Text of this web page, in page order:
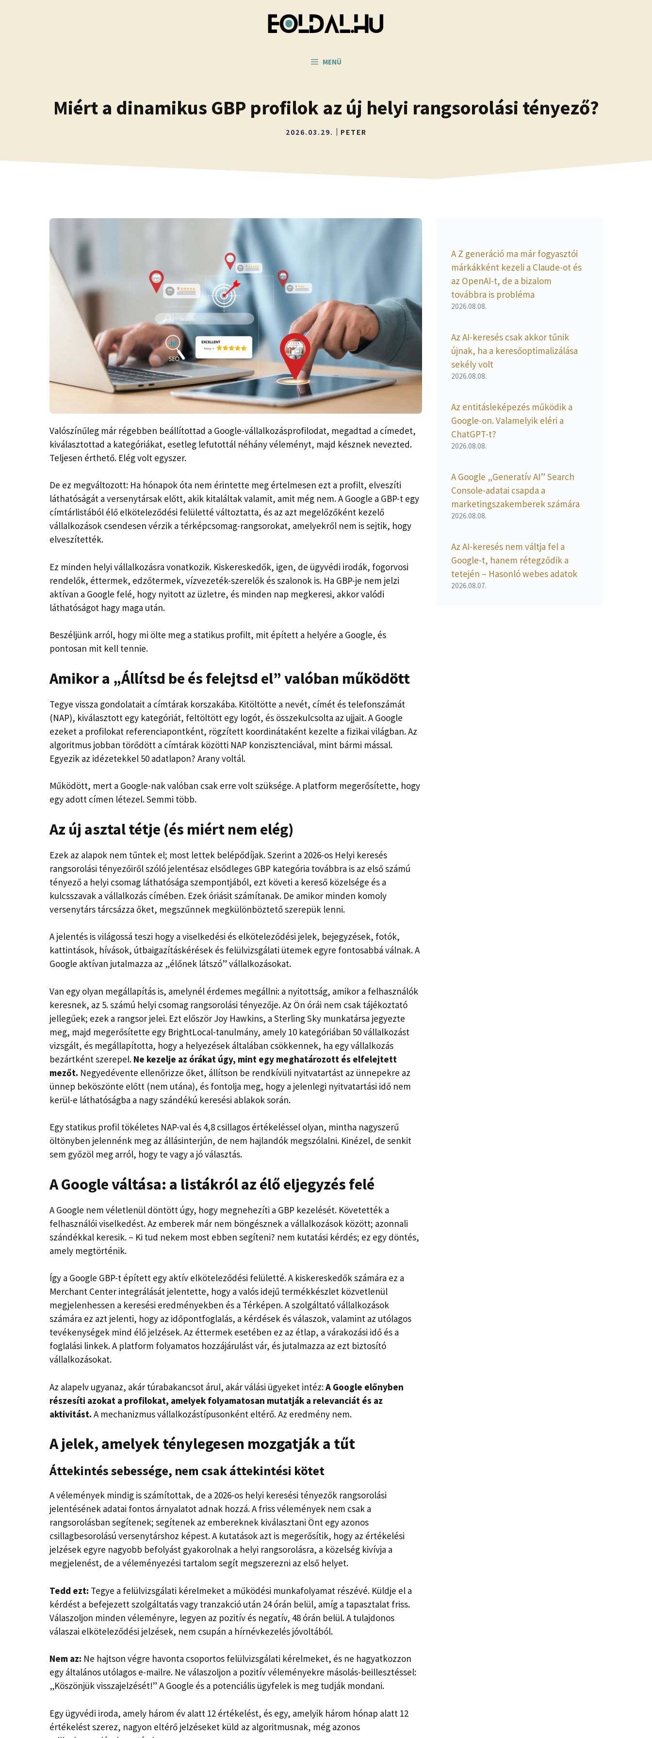
MENÜ
Miért a dinamikus GBP profilok az új helyi rangsorolási tényező?
2026.03.29. PETER
Valószínűleg már régebben beállítottad a Google-vállalkozásprofilodat, megadtad a címedet,
kiválasztottad a kategóriákat, esetleg lefutottál néhány véleményt, majd késznek nevezted.
Teljesen érthető. Elég volt egyszer.
De ez megváltozott: Ha hónapok óta nem érintette meg értelmesen ezt a profilt, elveszíti
láthatóságát a versenytársak előtt, akik kitaláltak valamit, amit még nem. A Google a GBP-t egy
címtárlistából élő elköteleződési felületté változtatta, és az azt megelőzőként kezelő
vállalkozások csendesen vérzik a térképcsomag-rangsorokat, amelyekről nem is sejtik, hogy
elveszítették.
Ez minden helyi vállalkozásra vonatkozik. Kiskereskedők, igen, de ügyvédi irodák, fogorvosi
rendelők, éttermek, edzőtermek, vízvezeték-szerelők és szalonok is. Ha GBP-je nem jelzi
aktívan a Google felé, hogy nyitott az üzletre, és minden nap megkeresi, akkor valódi
láthatóságot hagy maga után.
Beszéljünk arról, hogy mi ölte meg a statikus profilt, mit épített a helyére a Google, és
pontosan mit kell tennie.
Amikor a „Állítsd be és felejtsd el” valóban működött
Tegye vissza gondolatait a címtárak korszakába. Kitöltötte a nevét, címét és telefonszámát
(NAP), kiválasztott egy kategóriát, feltöltött egy logót, és összekulcsolta az ujjait. A Google
ezeket a profilokat referenciapontként, rögzített koordinátaként kezelte a fizikai világban. Az
algoritmus jobban törődött a címtárak közötti NAP konzisztenciával, mint bármi mással.
Egyezik az idézetekkel 50 adatlapon? Arany voltál.
Működött, mert a Google-nak valóban csak erre volt szüksége. A platform megerősítette, hogy
egy adott címen létezel. Semmi több.
Az új asztal tétje (és miért nem elég)
Ezek az alapok nem tűntek el; most lettek belépődíjak. Szerint a 2026-os Helyi keresés
rangsorolási tényezőiről szóló jelentésaz elsődleges GBP kategória továbbra is az első számú
tényező a helyi csomag láthatósága szempontjából, ezt követi a kereső közelsége és a
kulcsszavak a vállalkozás címében. Ezek óriásit számítanak. De amikor minden komoly
versenytárs tárcsázza őket, megszűnnek megkülönböztető szerepük lenni.
A jelentés is világossá teszi hogy a viselkedési és elköteleződési jelek, bejegyzések, fotók,
kattintások, hívások, útbaigazításkérések és felülvizsgálati ütemek egyre fontosabbá válnak. A
Google aktívan jutalmazza az „élőnek látszó” vállalkozásokat.
Van egy olyan megállapítás is, amelynél érdemes megállni: a nyitottság, amikor a felhasználók
keresnek, az 5. számú helyi csomag rangsorolási tényezője. Az Ön órái nem csak tájékoztató
jellegűek; ezek a rangsor jelei. Ezt először Joy Hawkins, a Sterling Sky munkatársa jegyezte
meg, majd megerősítette egy BrightLocal-tanulmány, amely 10 kategóriában 50 vállalkozást
vizsgált, és megállapította, hogy a helyezések általában csökkennek, ha egy vállalkozás
bezártként szerepel. Ne kezelje az órákat úgy, mint egy meghatározott és elfelejtett
mezőt. Negyedévente ellenőrizze őket, állítson be rendkívüli nyitvatartást az ünnepekre az
ünnep beköszönte előtt (nem utána), és fontolja meg, hogy a jelenlegi nyitvatartási idő nem
kerül-e láthatóságba a nagy szándékú keresési ablakok során.
Egy statikus profil tökéletes NAP-val és 4,8 csillagos értékeléssel olyan, mintha nagyszerű
öltönyben jelennénk meg az állásinterjún, de nem hajlandók megszólalni. Kinézel, de senkit
sem győzöl meg arról, hogy te vagy a jó választás.
A Google váltása: a listákról az élő eljegyzés felé
A Google nem véletlenül döntött úgy, hogy megnehezíti a GBP kezelését. Követették a
felhasználói viselkedést. Az emberek már nem böngésznek a vállalkozások között; azonnali
szándékkal keresik. – Ki tud nekem most ebben segíteni? nem kutatási kérdés; ez egy döntés,
amely megtörténik.
Így a Google GBP-t épített egy aktív elköteleződési felületté. A kiskereskedők számára ez a
Merchant Center integrálását jelentette, hogy a valós idejű termékkészlet közvetlenül
megjelenhessen a keresési eredményekben és a Térképen. A szolgáltató vállalkozások
számára ez azt jelenti, hogy az időpontfoglalás, a kérdések és válaszok, valamint az utólagos
tevékenységek mind élő jelzések. Az éttermek esetében ez az étlap, a várakozási idő és a
foglalási linkek. A platform folyamatos hozzájárulást vár, és jutalmazza az ezt biztosító
vállalkozásokat.
Az alapelv ugyanaz, akár túrabakancsot árul, akár válási ügyeket intéz:A Google előnyben
részesíti azokat a profilokat, amelyek folyamatosan mutatják a relevanciát és az
aktivitást. A mechanizmus vállalkozástípusonként eltérő. Az eredmény nem.
A jelek, amelyek ténylegesen mozgatják a tűt
Áttekintés sebessége, nem csak áttekintési kötet
A vélemények mindig is számítottak, de a 2026-os helyi keresési tényezők rangsorolási
jelentésének adatai fontos árnyalatot adnak hozzá. A friss vélemények nem csak a
rangsorolásban segítenek; segítenek az embereknek kiválasztani Önt egy azonos
csillagbesorolású versenytárshoz képest. A kutatások azt is megerősítik, hogy az értékelési
jelzések egyre nagyobb befolyást gyakorolnak a helyi rangsorolásra, a közelség kivívja a
megjelenést, de a véleményezési tartalom segít megszerezni az első helyet.
Tedd ezt: Tegye a felülvizsgálati kérelmeket a működési munkafolyamat részévé. Küldje el a
kérdést a befejezett szolgáltatás vagy tranzakció után 24 órán belül, amíg a tapasztalat friss.
Válaszoljon minden véleményre, legyen az pozitív és negatív, 48 órán belül. A tulajdonos
válaszai elköteleződési jelzések, nem csupán a hírnévkezelés jóvoltából.
Nem az: Ne hajtson végre havonta csoportos felülvizsgálati kérelmeket, és ne hagyatkozzon
egy általános utólagos e-mailre. Ne válaszoljon a pozitív véleményekre másolás-beillesztéssel:
„Köszönjük visszajelzését!” A Google és a potenciális ügyfelek is meg tudják mondani.
Egy ügyvédi iroda, amely három év alatt 12 értékelést, és egy, amelyik három hónap alatt 12
értékelést szerez, nagyon eltérő jelzéseket küld az algoritmusnak, még azonos
A Z generáció ma már fogyasztói
márkákként kezeli a Claude-ot és
az OpenAI-t, de a bizalom
továbbra is probléma
2026.08.08.
Az AI-keresés csak akkor tűnik
újnak, ha a keresőoptimalizálása
sekély volt
2026.08.08.
Az entitásleképezés működik a
Google-on. Valamelyik eléri a
ChatGPT-t?
2026.08.08.
A Google „Generatív AI” Search
Console-adatai csapda a
marketingszakemberek számára
2026.08.08.
Az AI-keresés nem váltja fel a
Google-t, hanem rétegződik a
tetején – Hasonló webes adatok
2026.08.07.